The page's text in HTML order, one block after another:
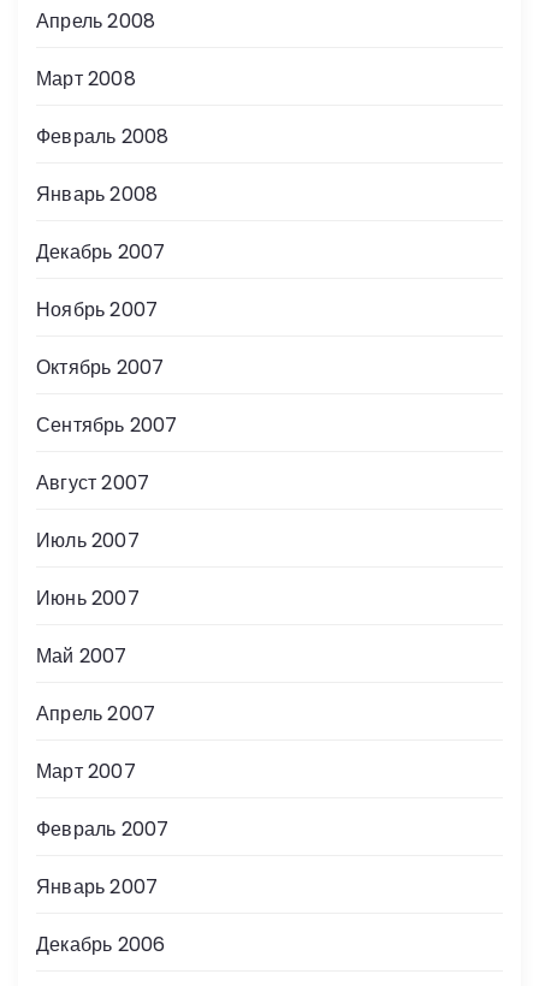
Апрель 2008
Март 2008
Февраль 2008
Январь 2008
Декабрь 2007
Ноябрь 2007
Октябрь 2007
Сентябрь 2007
Август 2007
Июль 2007
Июнь 2007
Май 2007
Апрель 2007
Март 2007
Февраль 2007
Январь 2007
Декабрь 2006